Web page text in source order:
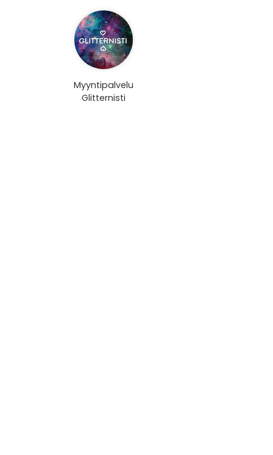
Myyntipalvelu
Glitternisti